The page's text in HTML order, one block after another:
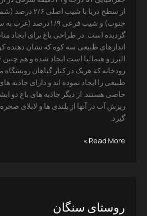
از سطح دریا با شیب
جنوب) و شیب فرعی ۱/
گردیده است. در طراحی باغ برای ایجاد
اندازهای طبیعی سه کوه که نشان دهنده
رودخانه که هریک در کنار گیاهان
طبیعی را ایجاد نموده اند و دارای جاذبه
خاصی هستند. از دیگر جاذبه های باغ دو
ریزش آب در آنها از بلندی ها و لابلای
گیرد.
Read More »
روستای سنگان